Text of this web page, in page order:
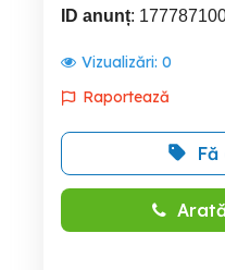
ID anunț:
Vizualizări: 0
Raportează